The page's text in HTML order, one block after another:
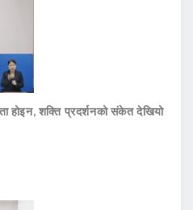
होइन, शक्ति प्रदर्शनको संकेत देखियो